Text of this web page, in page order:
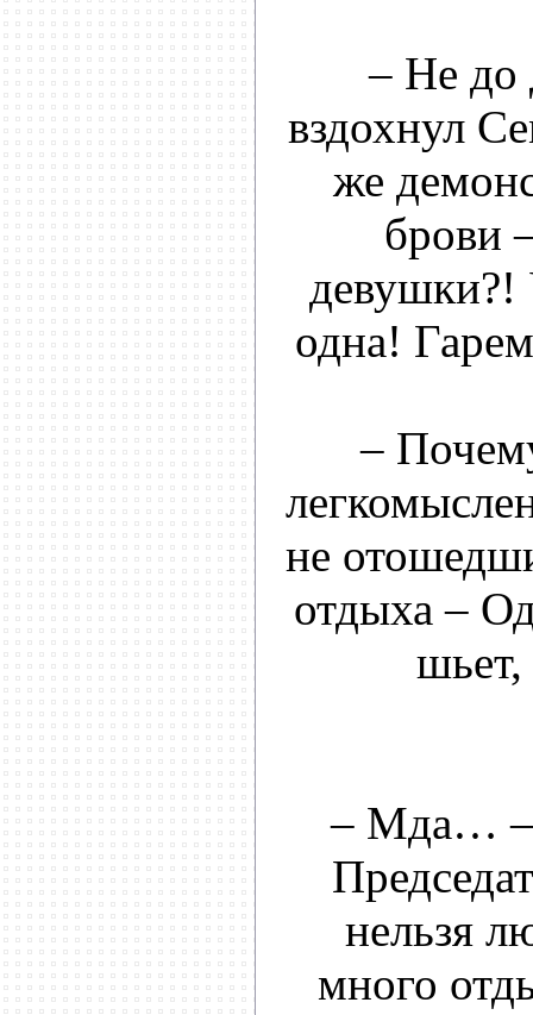
– Не
вздохнул
же
брови
девушки?!
одна!
–
не
отдыха –
– Мда… –
нельзя
много